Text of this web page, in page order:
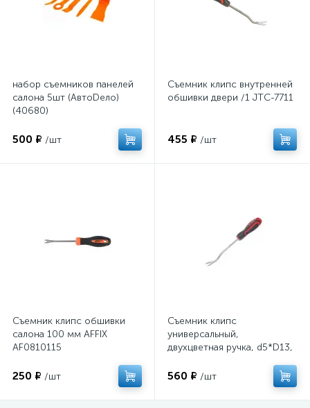
набор съемников панелей
салона 5шт (АвтоDело)
(40680)
500 ₽ /шт
Съемник клипс внутренней
обшивки двери /1 JTC-7711
455 ₽ /шт
Съемник клипс обшивки
салона 100 мм AFFIX
AF0810115
250 ₽ /шт
Съемник клипс
универсальный,
двухцветная ручка, d5*D13,
560 ₽ /шт